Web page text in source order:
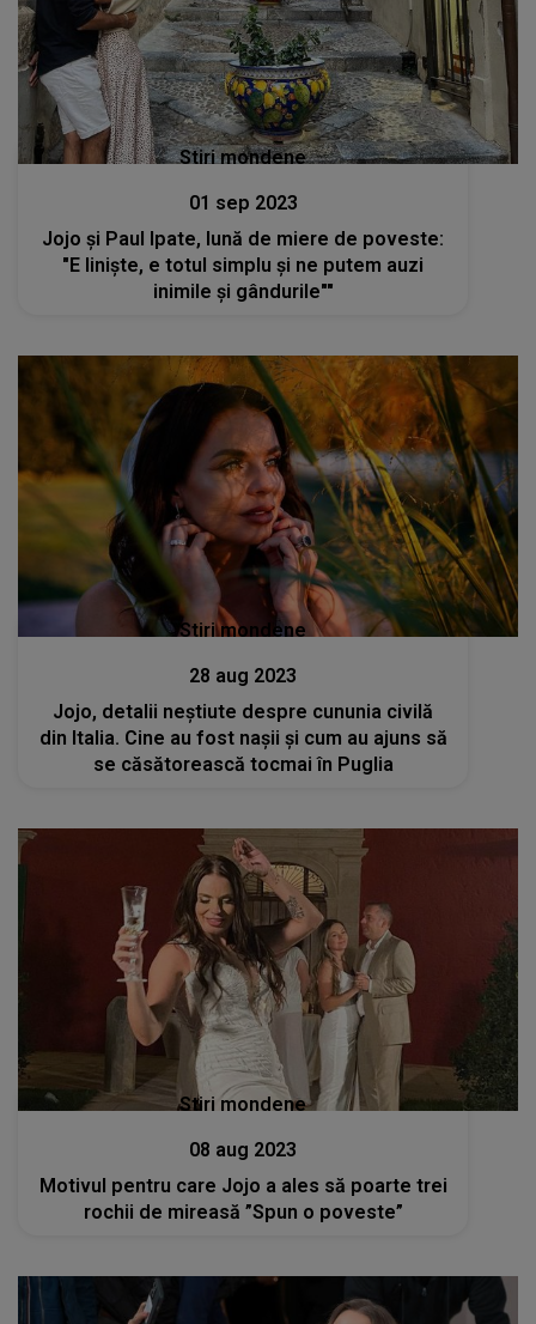
Stiri mondene
01 sep 2023
Jojo și Paul Ipate, lună de miere de poveste:
"E liniște, e totul simplu și ne putem auzi
inimile și gândurile""
Stiri mondene
28 aug 2023
Jojo, detalii neștiute despre cununia civilă
din Italia. Cine au fost nașii și cum au ajuns să
se căsătorească tocmai în Puglia
Stiri mondene
08 aug 2023
Motivul pentru care Jojo a ales să poarte trei
rochii de mireasă ”Spun o poveste”